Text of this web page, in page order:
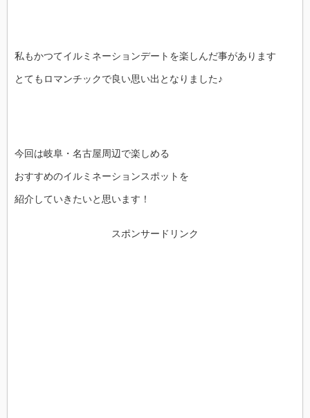
私もかつてイルミネーションデートを楽しんだ事があります
とてもロマンチックで良い思い出となりました♪
今回は岐阜・名古屋周辺で楽しめる
おすすめのイルミネーションスポットを
紹介していきたいと思います！
スポンサードリンク